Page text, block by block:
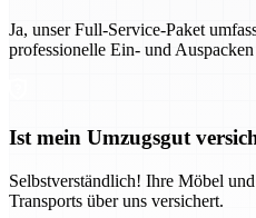
Ja, unser Full-Service-Paket
professionelle Ein- und
Ist mein Umzugsgut
Selbstverständlich! Ihre Möbel
Transports über uns versichert.